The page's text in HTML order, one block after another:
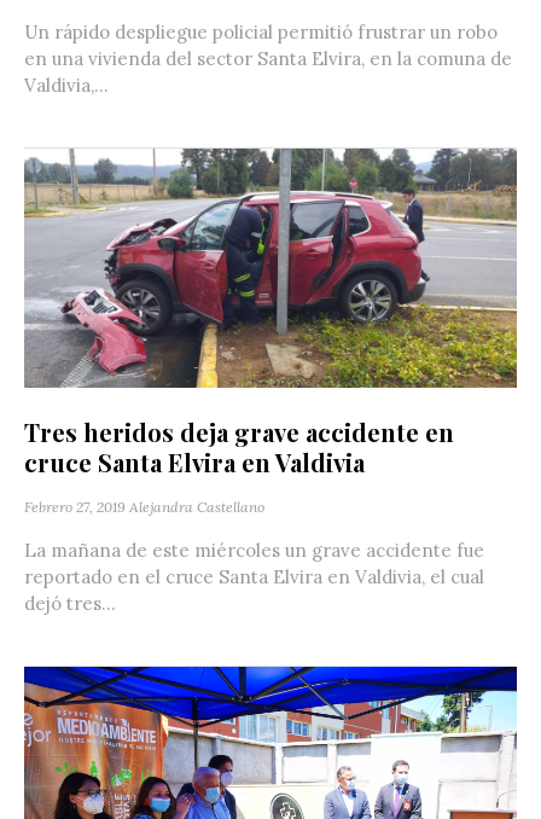
Un rápido despliegue policial permitió frustrar un robo
en una vivienda del sector Santa Elvira, en la comuna de
Valdivia,...
Tres heridos deja grave accidente en
cruce Santa Elvira en Valdivia
Febrero 27, 2019 Alejandra Castellano
La mañana de este miércoles un grave accidente fue
reportado en el cruce Santa Elvira en Valdivia, el cual
dejó tres...